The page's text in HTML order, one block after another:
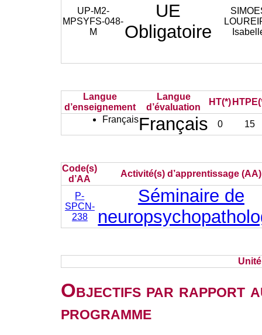
UP-M2-
MPSYFS-048-
M
UE
Obligatoire
Langue
d’enseignement
Langue
d’évaluation
HT(*)
FrançaisFrançais 0 15
Code(s)
d’AA
Activité(s) d’apprentissage (AA)
P-
SPCN-
238
Séminaire de
Objectifs par rapport
programme